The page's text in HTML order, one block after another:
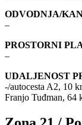
ODVODNJA/
–
PROSTORNI
–
UDALJENOST
-/autocesta A2, 10
Franjo Tuđman, 64